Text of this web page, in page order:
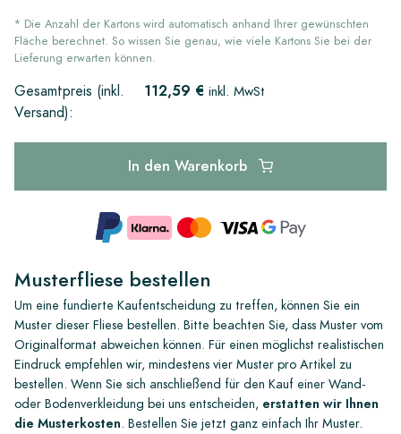
* Die Anzahl der Kartons wird automatisch anhand Ihrer gewünschten
Fläche berechnet. So wissen Sie genau, wie viele Kartons Sie bei der
Lieferung erwarten können.
Gesamtpreis (inkl.
Versand):
112,59 € inkl. MwSt
In den Warenkorb
Musterfliese bestellen
Um eine fundierte Kaufentscheidung zu treffen, können Sie ein
Muster dieser Fliese bestellen. Bitte beachten Sie, dass Muster vom
Originalformat abweichen können. Für einen möglichst realistischen
Eindruck empfehlen wir, mindestens vier Muster pro Artikel zu
bestellen. Wenn Sie sich anschließend für den Kauf einer Wand-
oder Bodenverkleidung bei uns entscheiden, erstatten wir Ihnen
die Musterkosten. Bestellen Sie jetzt ganz einfach Ihr Muster.